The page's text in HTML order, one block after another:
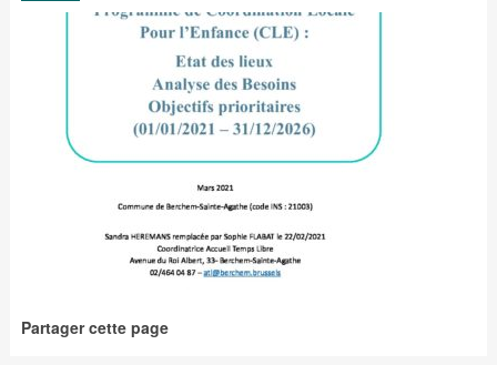
Partager cette page